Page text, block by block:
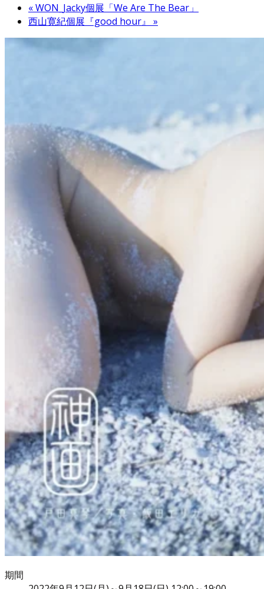
«WON_Jacky個展「We Are The Bear」
西山寛紀個展『good hour』 »
期間